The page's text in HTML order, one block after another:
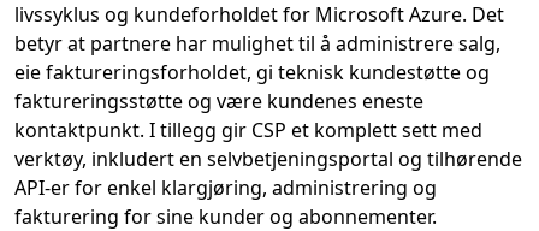
livssyklus og kundeforholdet for Microsoft Azure. Det
betyr at partnere har mulighet til å administrere salg,
eie faktureringsforholdet, gi teknisk kundestøtte og
faktureringsstøtte og være kundenes eneste
kontaktpunkt. I tillegg gir CSP et komplett sett med
verktøy, inkludert en selvbetjeningsportal og tilhørende
API-er for enkel klargjøring, administrering og
fakturering for sine kunder og abonnementer.